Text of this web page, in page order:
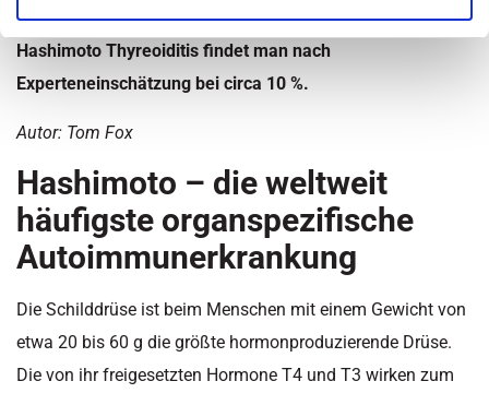
Deutschland bei fast 50 % der Bevölkerung, allein die
Hashimoto Thyreoiditis findet man nach
Experteneinschätzung bei circa 10 %.
Autor: Tom Fox
Hashimoto – die weltweit
häufigste organspezifische
Autoimmunerkrankung
Die Schilddrüse ist beim Menschen mit einem Gewicht von
etwa 20 bis 60 g die größte hormonproduzierende Drüse.
Die von ihr freigesetzten Hormone T4 und T3 wirken zum